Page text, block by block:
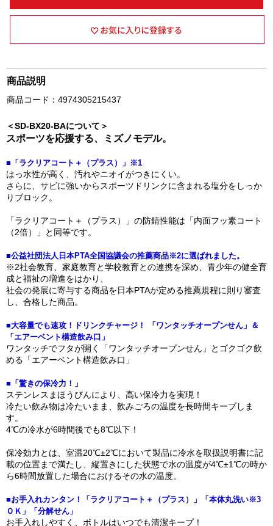
商品説明
商品コード：4974305215437
＜SD-BX20-BAについて＞
スポーツを応援する、ミズノモデル。
■「ラクリアコート＋（プラス）」※1
はっ水性が高く、汚れやニオイがつきにくい。
さらに、サビに強いからスポーツドリンクに含まれる塩分をしっか
りブロック。
「ラクリアコート＋（プラス）」の防錆性能は「内面フッ素コート
（2倍）」と同等です。
■公益社団法人日本PTA全国協議会の推薦商品※2に選ばれました。
※2社会教育、家庭教育と学校教育との連携を深め、青少年の健全育
成と福祉の増進をはかり、
社会の発展に寄与する商品を日本PTAが定める推薦規程に則り審査
し、合格した商品。
■大容量でも速攻！ドリンクチャージ！ 「ワンタッチオープンせん」＆
「エアーベント構造飲み口」
ワンタッチでフタが開く「ワンタッチオープンせん」とゴクゴク飲
める「エアーベント構造飲み口」
■「驚きの保冷力！」
ステンレスまほうびんにより、高い保冷力を実現！
冷たい飲み物は冷たいまま、飲みごろの温度を長時間キープしま
す。
4℃の冷水が6時間後でも8℃以下！
保冷効力とは、室温20℃±2℃において製品に冷水を取扱説明書に記
載の位置まで満たし、縦置きにした状態で水の温度が4℃±1℃の時か
ら6時間放置した場合におけるその水の温度。
■お手入れカンタン！「ラクリアコート＋（プラス）」「本体丸洗い※3
ＯＫ」「分解せん」
お手入れしやすく、ボトルはいつでも清潔キープ！